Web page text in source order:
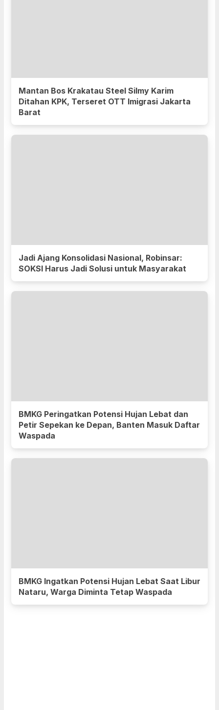
Mantan Bos Krakatau Steel Silmy Karim
Ditahan KPK, Terseret OTT Imigrasi Jakarta
Barat
Jadi Ajang Konsolidasi Nasional, Robinsar:
SOKSI Harus Jadi Solusi untuk Masyarakat
BMKG Peringatkan Potensi Hujan Lebat dan
Petir Sepekan ke Depan, Banten Masuk Daftar
Waspada
BMKG Ingatkan Potensi Hujan Lebat Saat Libur
Nataru, Warga Diminta Tetap Waspada